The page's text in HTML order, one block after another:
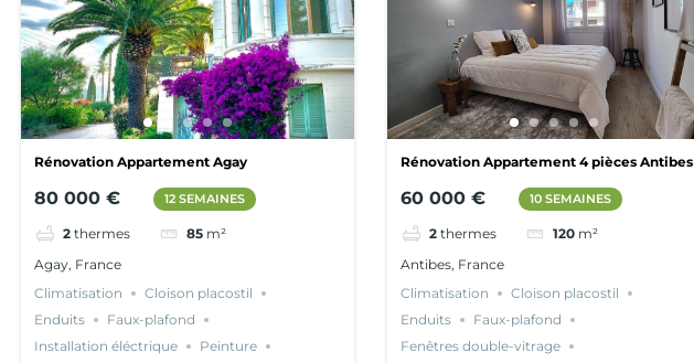
Rénovation Appartement Agay
80 000 € 12 SEMAINES
2 thermes 85 m²
Agay, France
Climatisation
Cloison placostil
Enduits
Faux-plafond
Installation éléctrique
Peinture
Rénovation Appartement 4 pièces Antibes
60 000 € 10 SEMAINES
2 thermes 120 m²
Antibes, France
Climatisation
Cloison placostil
Enduits
Faux-plafond
Fenêtres double-vitrage